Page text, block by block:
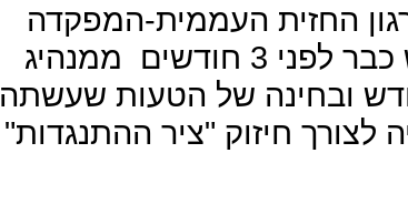
החזית העממית-המפקדה
3 חודשים
ממנהיג
ובחינה של הטעות שעשתה
חיזוק "ציר ההתנגדות"